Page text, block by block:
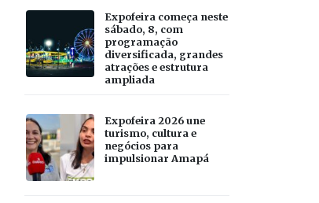
Expofeira começa neste
sábado, 8, com
programação
diversificada, grandes
atrações e estrutura
ampliada
Expofeira 2026 une
turismo, cultura e
negócios para
impulsionar Amapá